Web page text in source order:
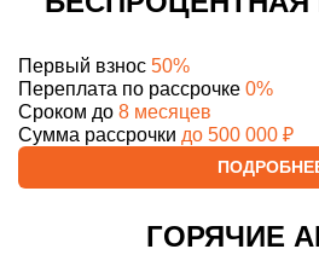
Первый взнос 50%
Переплата по рассрочке 0%
Сроком до 8 месяцев
Сумма рассрочки до 500 000 ₽
ГОРЯЧИЕ